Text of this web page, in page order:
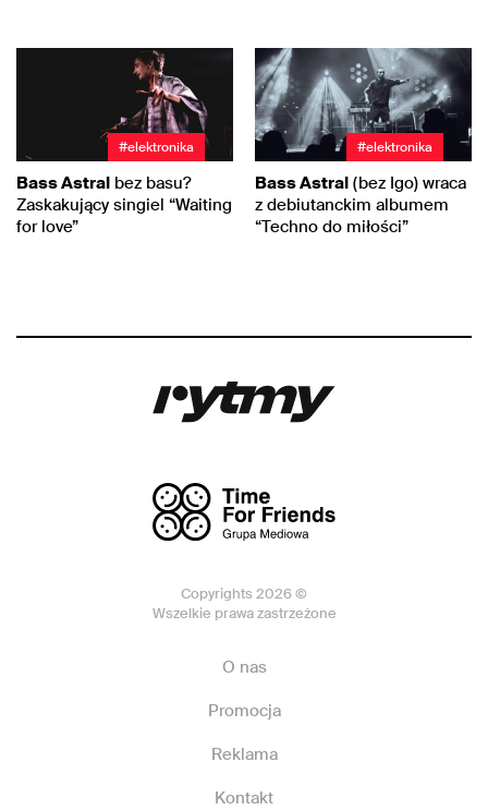
#elektronika
Bass Astral bez basu?
Zaskakujący singiel “Waiting
for love”
#elektronika
Bass Astral (bez Igo) wraca
z debiutanckim albumem
“Techno do miłości”
Copyrights 2026 ©
Wszelkie prawa zastrzeżone
O nas
Promocja
Reklama
Kontakt